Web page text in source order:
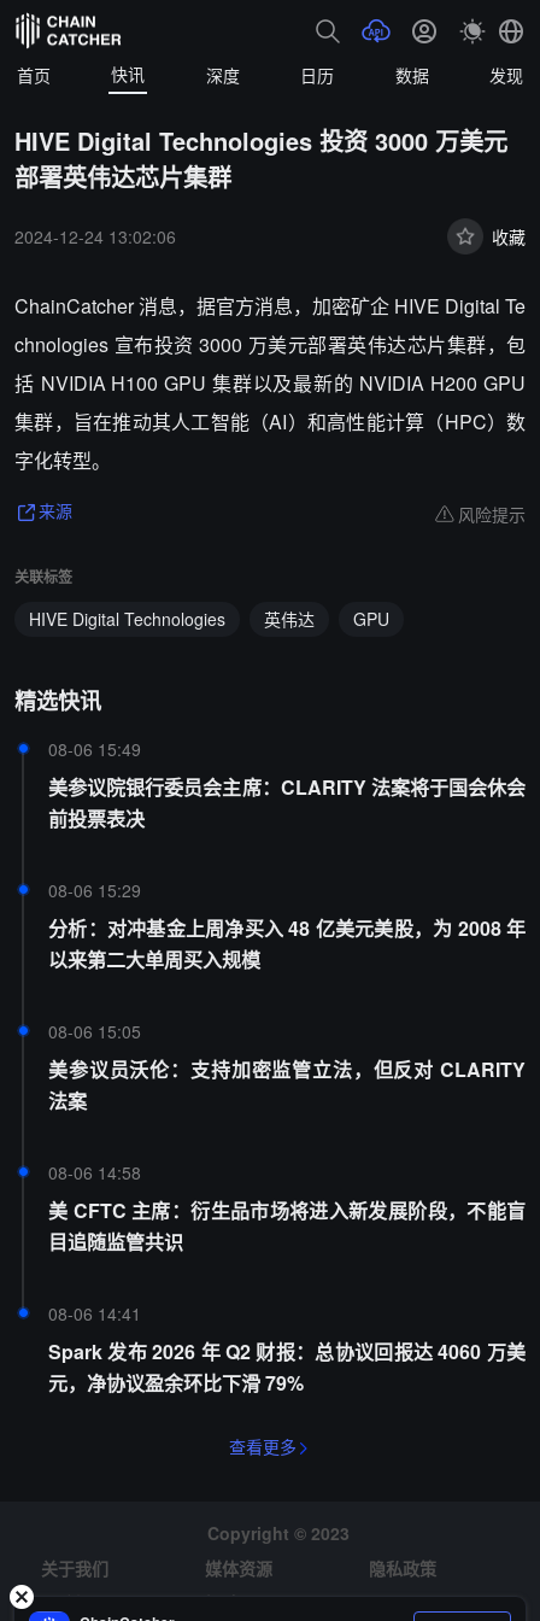
首页 快讯 深度 日历 数据 发现
HIVE Digital Technologies 投资 3000 万美元
部署英伟达芯片集群
2024-12-24 13:02:06 收藏
ChainCatcher 消息， 据官方消息，加密矿企 HIVE Digital Te
chnologies 宣布投资 3000 万美元部署英伟达芯片集群，包
括 NVIDIA H100 GPU 集群以及最新的 NVIDIA H200 GPU
集群，旨在推动其人工智能（AI）和高性能计算（HPC）数
字化转型。
来源 风险提示
关联标签
HIVE Digital Technologies 英伟达 GPU
精选快讯
08-06 15:49
美参议院银行委员会主席：CLARITY 法案将于国会休会
前投票表决
08-06 15:29
分析：对冲基金上周净买入 48 亿美元美股，为 2008 年
以来第二大单周买入规模
08-06 15:05
美参议员沃伦：支持加密监管立法，但反对 CLARITY
法案
08-06 14:58
美 CFTC 主席：衍生品市场将进入新发展阶段，不能盲
目追随监管共识
08-06 14:41
Spark 发布 2026 年 Q2 财报：总协议回报达 4060 万美
元，净协议盈余环比下滑 79%
查看更多
Copyright © 2023
关于我们
媒体资源
隐私政策
风险提示
招聘